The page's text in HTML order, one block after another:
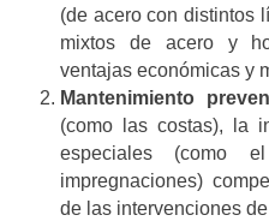
(de acero con distintos
mixtos de acero y
ventajas económicas y
Mantenimiento
(como las costas), la
especiales
impregnaciones)
de las intervenciones